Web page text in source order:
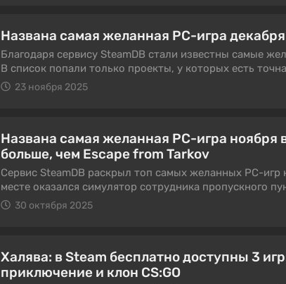
Названа самая желанная PC-игра
Благодаря сервису SteamDB стали известны самые
В список попали только проекты, у которых есть
23 ноября 2025
Названа самая желанная PC-игра ноября
больше, чем Escape from Tarkov
Сервис SteamDB раскрыл топ самых желанных PC-игр
месте оказался симулятор сотрудника пропускного
Quarantine Zone: The Last Check.
30 октября 2025
Халява: в Steam бесплатно доступны 3
приключение и клон CS:GO